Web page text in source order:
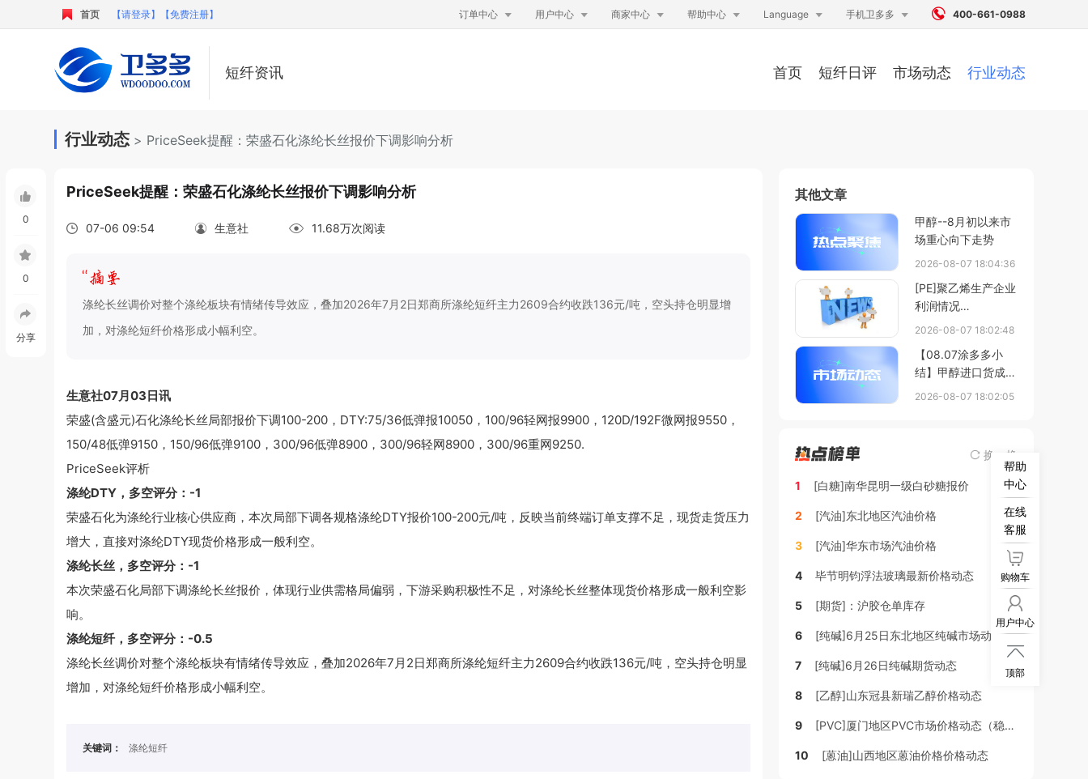
首页 【请登录】 【免费注册】 订单中心  用户中心  商家中心  帮助中心  Language  手机卫多多   400-661-0988
短纤资讯 首页 短纤日评 市场动态 行业动态
行业动态 > PriceSeek提醒：荣盛石化涤纶长丝报价下调影响分析
PriceSeek提醒：荣盛石化涤纶长丝报价下调影响分析
07-06 09:54 生意社 11.68万次阅读
涤纶长丝调价对整个涤纶板块有情绪传导效应，叠加2026年7月2日郑商所涤纶短纤主力2609合约收跌136元/吨，空头持仓明显增
加，对涤纶短纤价格形成小幅利空。
生意社07月03日讯
荣盛(含盛元)石化涤纶长丝局部报价下调100-200，DTY:75/36低弹报10050，100/96轻网报9900，120D/192F微网报9550，
150/48低弹9150，150/96低弹9100，300/96低弹8900，300/96轻网8900，300/96重网9250.
PriceSeek评析
涤纶DTY，多空评分：-1
荣盛石化为涤纶行业核心供应商，本次局部下调各规格涤纶DTY报价100-200元/吨，反映当前终端订单支撑不足，现货走货压力
增大，直接对涤纶DTY现货价格形成一般利空。
涤纶长丝，多空评分：-1
本次荣盛石化局部下调涤纶长丝报价，体现行业供需格局偏弱，下游采购积极性不足，对涤纶长丝整体现货价格形成一般利空影
响。
涤纶短纤，多空评分：-0.5
涤纶长丝调价对整个涤纶板块有情绪传导效应，叠加2026年7月2日郑商所涤纶短纤主力2609合约收跌136元/吨，空头持仓明显
增加，对涤纶短纤价格形成小幅利空。
关键词： 涤纶短纤
其他文章
甲醇--8月初以来市
场重心向下走势
2026-08-07 18:04:36
[PE]聚乙烯生产企业
利润情况
（20260801-
2026-08-07 18:02:48
【08.07涂多多小
结】甲醇进口货成交
动态
2026-08-07 18:02:05
换一换
1 [白糖]南华昆明一级白砂糖报价
2 [汽油]东北地区汽油价格
3 [汽油]华东市场汽油价格
4 毕节明钧浮法玻璃最新价格动态
5 [期货]：沪胶仓单库存
6 [纯碱]6月25日东北地区纯碱市场动态
7 [纯碱]6月26日纯碱期货动态
8 [乙醇]山东冠县新瑞乙醇价格动态
9 [PVC]厦门地区PVC市场价格动态（稳定）
10 [蒽油]山西地区蒽油价格价格动态
0
0
分享
帮助
中心
在线
客服
购物车
用户中心

顶部